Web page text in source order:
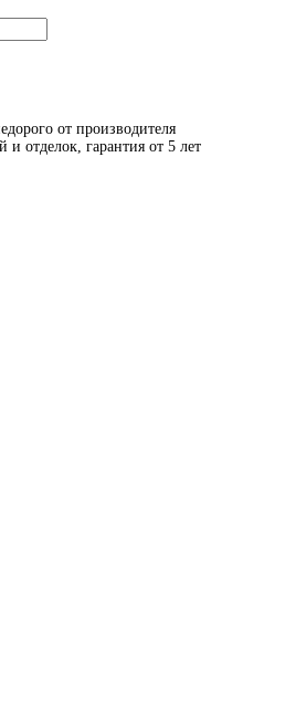
от производителя
отделок, гарантия от 5 лет